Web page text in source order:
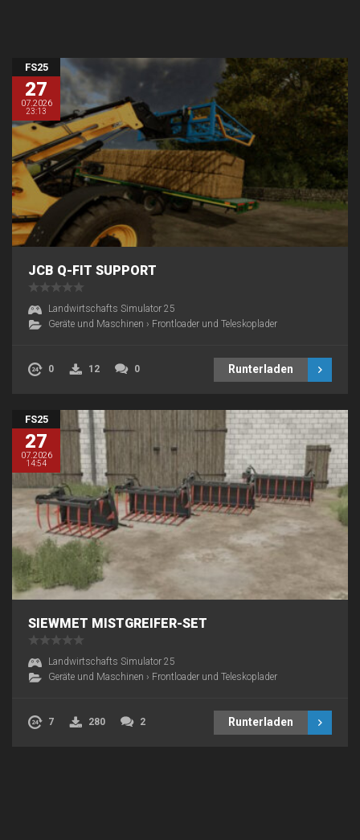
FS25
27
07.2026
23:13
JCB Q-FIT SUPPORT
Landwirtschafts Simulator 25
Geräte und Maschinen › Frontloader und Teleskoplader
0 12 0 Runterladen
FS25
27
07.2026
14:54
SIEWMET MISTGREIFER-SET
Landwirtschafts Simulator 25
Geräte und Maschinen › Frontloader und Teleskoplader
7 280 2 Runterladen